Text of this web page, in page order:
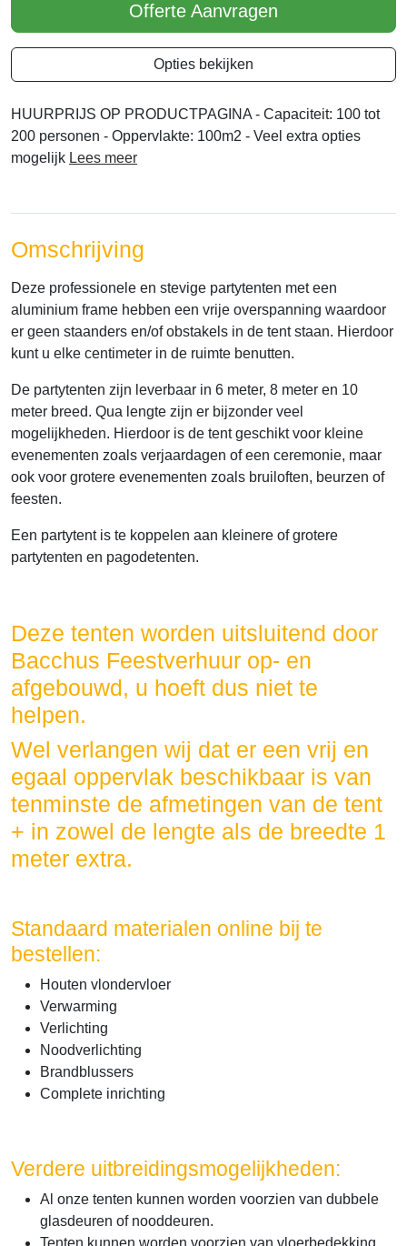
Offerte Aanvragen
Opties bekijken
HUURPRIJS OP PRODUCTPAGINA - Capaciteit: 100 tot
200 personen - Oppervlakte: 100m2 - Veel extra opties
mogelijk Lees meer
Omschrijving
Deze professionele en stevige partytenten met een
aluminium frame hebben een vrije overspanning waardoor
er geen staanders en/of obstakels in de tent staan. Hierdoor
kunt u elke centimeter in de ruimte benutten.
De partytenten zijn leverbaar in 6 meter, 8 meter en 10
meter breed. Qua lengte zijn er bijzonder veel
mogelijkheden. Hierdoor is de tent geschikt voor kleine
evenementen zoals verjaardagen of een ceremonie, maar
ook voor grotere evenementen zoals bruiloften, beurzen of
feesten.
Een partytent is te koppelen aan kleinere of grotere
partytenten en pagodetenten.
Deze tenten worden uitsluitend door
Bacchus Feestverhuur op- en
afgebouwd, u hoeft dus niet te
helpen.
Wel verlangen wij dat er een vrij en
egaal oppervlak beschikbaar is van
tenminste de afmetingen van de tent
+ in zowel de lengte als de breedte 1
meter extra.
Standaard materialen online bij te
bestellen:
Houten vlondervloer
Verwarming
Verlichting
Noodverlichting
Brandblussers
Complete inrichting
Verdere uitbreidingsmogelijkheden:
Al onze tenten kunnen worden voorzien van dubbele
glasdeuren of nooddeuren.
Tenten kunnen worden voorzien van vloerbedekking